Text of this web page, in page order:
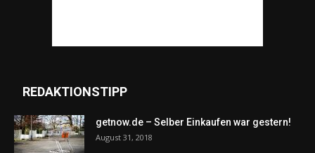
REDAKTIONSTIPP
getnow.de – Selber Einkaufen war gestern!
August 31, 2018